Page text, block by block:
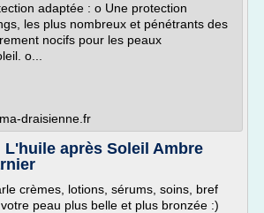
adaptée : o Une protection
les plus nombreux et pénétrants des
nocifs pour les peaux
o...
draisienne.fr
L'huile après Soleil Ambre
crèmes, lotions, sérums, soins, bref
peau plus belle et plus bronzée :)